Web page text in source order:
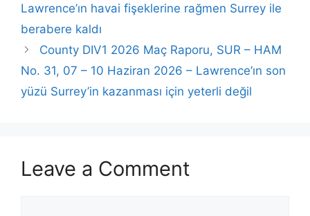
Lawrence’ın havai fişeklerine rağmen Surrey ile
berabere kaldı
County DIV1 2026 Maç Raporu, SUR – HAM
No. 31, 07 – 10 Haziran 2026 – Lawrence’ın son
yüzü Surrey’in kazanması için yeterli değil
Leave a Comment